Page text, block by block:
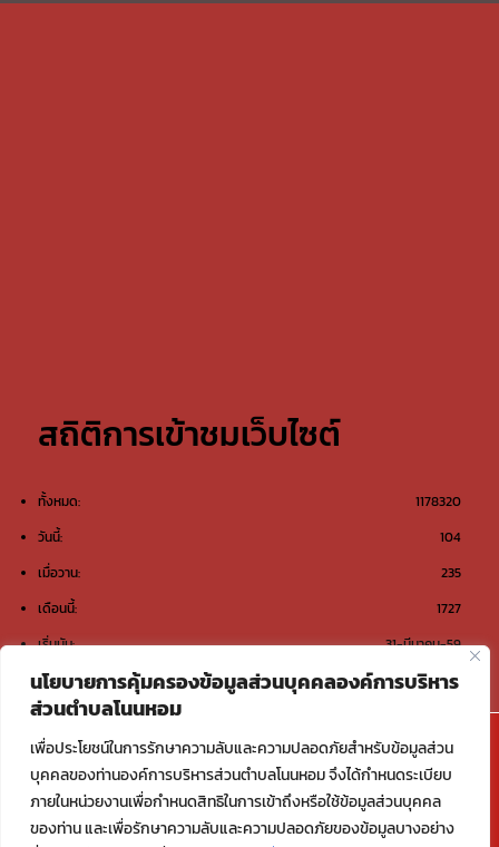
นโยบายการคุ้มครองข้อมูลส่วนบุคคลองค์การบริหาร
ส่วนตำบลโนนหอม
เพื่อประโยชน์ในการรักษาความลับและความปลอดภัยสำหรับข้อมูลส่วน
บุคคลของท่านองค์การบริหารส่วนตำบลโนนหอม จึงได้กำหนดระเบียบ
ภายในหน่วยงานเพื่อกำหนดสิทธิในการเข้าถึงหรือใช้ข้อมูลส่วนบุคคล
ของท่าน และเพื่อรักษาความลับและความปลอดภัยของข้อมูลบางอย่าง
สถิติการเข้าชมเว็บไซต์
1178320
ทั้งหมด:
104
วันนี้:
235
เมื่อวาน:
1727
เดือนนี้:
31-มีนาคม-59
เริ่มนับ:
@องค์การบริหารส่วนตำบลโนนหอม ต.โนนหอม อ.เมือง
สกลนคร จ.สกลนคร 47000
Email : saraban_06470117@dla.go.th